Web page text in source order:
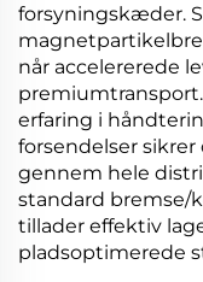
forsyningskæder.
når accelererede
erfaring i
forsendelser
gennem hele
standard bremse/
tillader effektiv
pladsoptimerede